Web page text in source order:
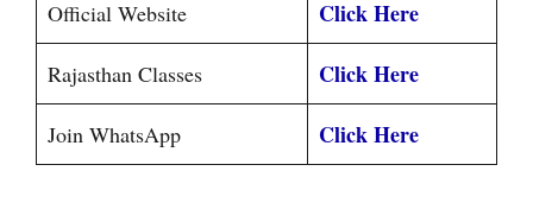
Official Website Click Here
Rajasthan Classes Click Here
Join WhatsApp Click Here